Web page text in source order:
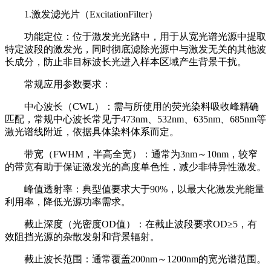
1.激发滤光片（ExcitationFilter）
功能定位：位于激发光光路中，用于从宽光谱光源中提取
特定波段的激发光，同时彻底滤除光源中与激发无关的其他波
长成分，防止非目标波长光进入样本区域产生背景干扰。
常规应用参数要求：
中心波长（CWL）：需与所使用的荧光染料吸收峰精确
匹配，常规中心波长常见于473nm、532nm、635nm、685nm等
激光谱线附近，依据具体染料体系而定。
带宽（FWHM，半高全宽）：通常为3nm～10nm，较窄
的带宽有助于保证激发光的高度单色性，减少非特异性激发。
峰值透射率：典型值要求大于90%，以最大化激发光能量
利用率，降低光源功率需求。
截止深度（光密度OD值）：在截止波段要求OD≥5，有
效阻挡光源的杂散发射和背景辐射。
截止波长范围：通常覆盖200nm～1200nm的宽光谱范围。